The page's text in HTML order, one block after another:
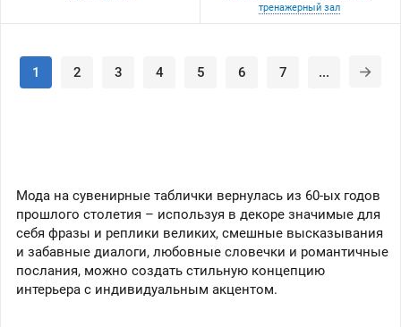
тренажерный зал
1 2 3 4 5 6 7 ...
Мода на сувенирные таблички вернулась из 60-ых годов
прошлого столетия – используя в декоре значимые для
себя фразы и реплики великих, смешные высказывания
и забавные диалоги, любовные словечки и романтичные
послания, можно создать стильную концепцию
интерьера с индивидуальным акцентом.